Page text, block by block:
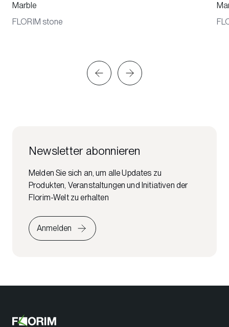
Marble
FLORIM stone
Newsletter abonnieren
Melden Sie sich an, um alle Updates zu
Produkten, Veranstaltungen und Initiativen der
Florim-Welt zu erhalten
Anmelden